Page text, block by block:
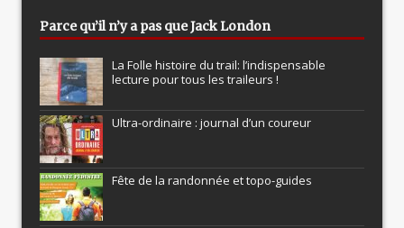
Parce qu’il n’y a pas que Jack London
La Folle histoire du trail: l’indispensable
lecture pour tous les traileurs !
Ultra-ordinaire : journal d’un coureur
Fête de la randonnée et topo-guides